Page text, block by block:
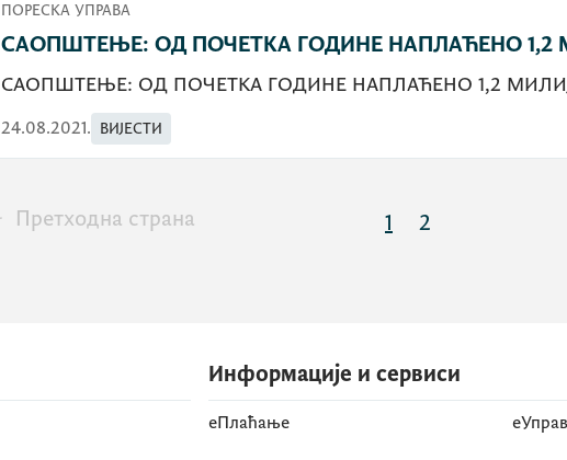
ПОРЕСКА УПРАВА
САОПШТЕЊЕ: ОД ПОЧЕТКА ГОДИНЕ НАПЛАЋЕНО 1,2
САОПШТЕЊЕ: ОД ПОЧЕТКА ГОДИНЕ НАПЛАЋЕНО 1,2
24.08.2021. ВИЈЕСТИ
Претходна страна 1 2
Информације и сервиси
eПлаћање